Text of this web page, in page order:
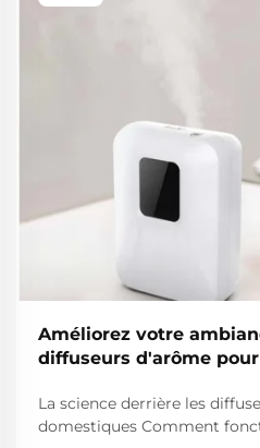
Améliorez votre
diffuseurs d'arôme
La science derrière les
domestiques Comment